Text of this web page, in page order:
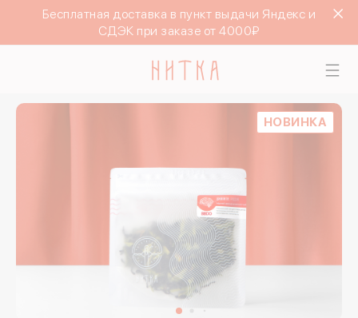
Бесплатная доставка в пункт выдачи Яндекс и
СДЭК при заказе от 4000₽
НОВИНКА